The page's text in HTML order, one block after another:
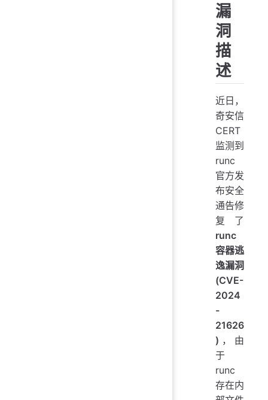
漏
洞
描
述
近日，
奇安信
CERT
监测到
runc
官方发
布安全
通告修
复了
runc
容器逃
逸漏洞
(CVE-
2024
-
21626
) ，由
于
runc
存在内